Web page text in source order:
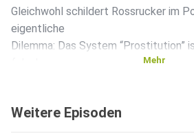
Gleichwohl schildert Rossrucker im
eigentliche
Dilemma: Das System “Prostitution”
dieser Folge sind die Journalistin
Mehr
Weitere Episoden